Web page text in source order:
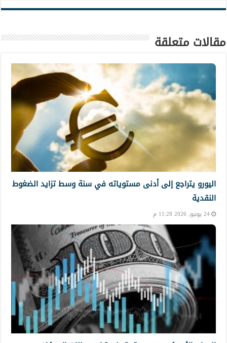
مقالات متعلقة
اليورو يتراجع إلى أدنى مستوياته في سنة وسط تزايد الضغوط
النقدية
24 يونيو, 2026 11:28 م